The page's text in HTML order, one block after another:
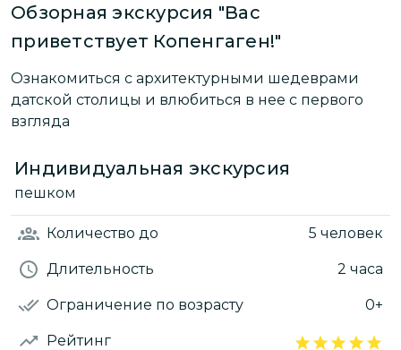
Обзорная экскурсия "Вас
приветствует Копенгаген!"
Ознакомиться с архитектурными шедеврами
датской столицы и влюбиться в нее с первого
взгляда
Индивидуальная экскурсия
пешком
Количество до 5 человек
Длительность 2 часа
Ограничение по возрасту 0+
Рейтинг